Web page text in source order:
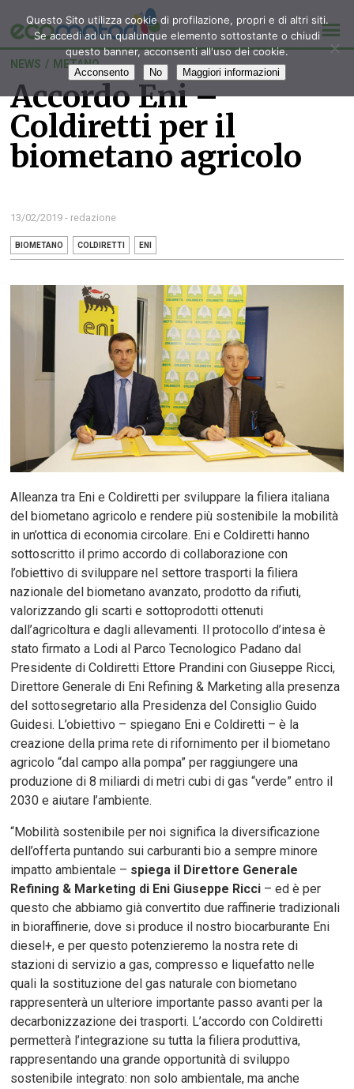
NEWS / METANO
Accordo Eni –
Coldiretti per il
biometano agricolo
13/02/2019 - redazione
BIOMETANO COLDIRETTI ENI
Alleanza tra Eni e Coldiretti per sviluppare la filiera italiana
del biometano agricolo e rendere più sostenibile la mobilità
in un’ottica di economia circolare. Eni e Coldiretti hanno
sottoscritto il primo accordo di collaborazione con
l’obiettivo di sviluppare nel settore trasporti la filiera
nazionale del biometano avanzato, prodotto da rifiuti,
valorizzando gli scarti e sottoprodotti ottenuti
dall’agricoltura e dagli allevamenti. Il protocollo d’intesa è
stato firmato a Lodi al Parco Tecnologico Padano dal
Presidente di Coldiretti Ettore Prandini con Giuseppe Ricci,
Direttore Generale di Eni Refining & Marketing alla presenza
del sottosegretario alla Presidenza del Consiglio Guido
Guidesi. L’obiettivo – spiegano Eni e Coldiretti – è la
creazione della prima rete di rifornimento per il biometano
agricolo “dal campo alla pompa” per raggiungere una
produzione di 8 miliardi di metri cubi di gas “verde” entro il
2030 e aiutare l’ambiente.
“Mobilità sostenibile per noi significa la diversificazione
dell’offerta puntando sui carburanti bio a sempre minore
impatto ambientale – spiega il Direttore Generale
Refining & Marketing di Eni Giuseppe Ricci – ed è per
questo che abbiamo già convertito due raffinerie tradizionali
in bioraffinerie, dove si produce il nostro biocarburante Eni
diesel+, e per questo potenzieremo la nostra rete di
stazioni di servizio a gas, compresso e liquefatto nelle
quali la sostituzione del gas naturale con biometano
rappresenterà un ulteriore importante passo avanti per la
decarbonizzazione dei trasporti. L’accordo con Coldiretti
permetterà l’integrazione su tutta la filiera produttiva,
rappresentando una grande opportunità di sviluppo
sostenibile integrato: non solo ambientale, ma anche
Questo Sito utilizza cookie di profilazione, propri e di altri siti.
Se accedi ad un qualunque elemento sottostante o chiudi
questo banner, acconsenti all'uso dei cookie.
Acconsento No Maggiori informazioni